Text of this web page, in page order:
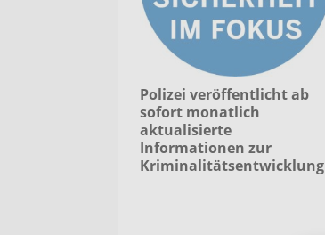
Polizei veröffentlicht ab
sofort monatlich
aktualisierte
Informationen zur
Kriminalitätsentwicklung